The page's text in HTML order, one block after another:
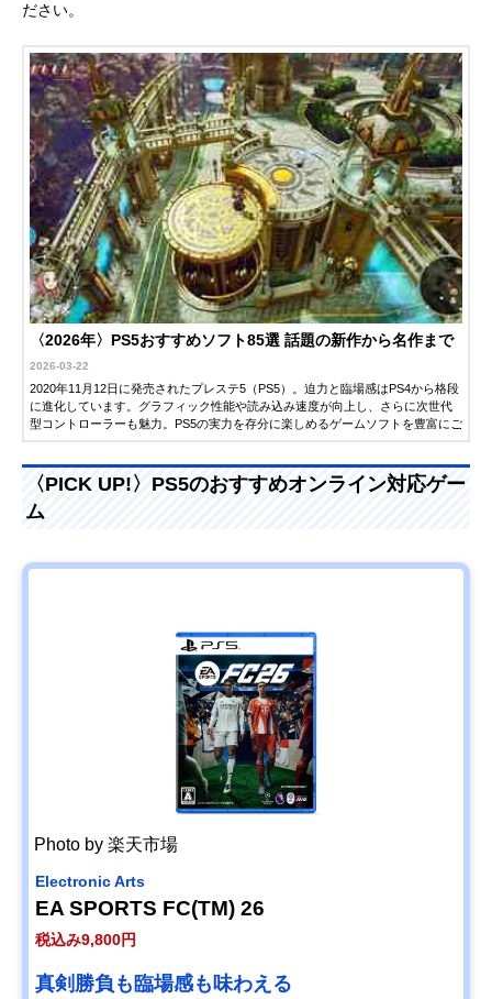
ださい。
〈2026年〉PS5おすすめソフト85選 話題の新作から名作まで
2026-03-22
2020年11月12日に発売されたプレステ5（PS5）。迫力と臨場感はPS4から格段
に進化しています。グラフィック性能や読み込み速度が向上し、さらに次世代
型コントローラーも魅力。PS5の実力を存分に楽しめるゲームソフトを豊富にご
〈PICK UP!〉PS5のおすすめオンライン対応ゲー
ム
Photo by 楽天市場
Electronic Arts
EA SPORTS FC(TM) 26
税込み9,800円
真剣勝負も臨場感も味わえる